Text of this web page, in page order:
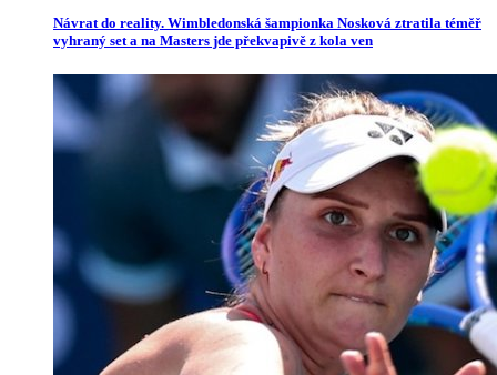
Návrat do reality. Wimbledonská šampionka Nosková ztratila téměř
vyhraný set a na Masters jde překvapivě z kola ven